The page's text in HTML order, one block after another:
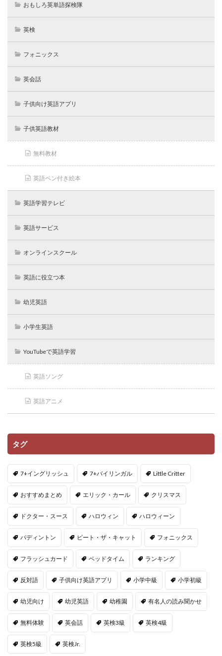
おもしろ英単語探検隊
英検
フォニックス
英会話
子供向け英語アプリ
子供英語教材
無料教材
英語ペン付き絵本
英語学習テレビ
英語サービス
オンラインスクール
英語に役立つ本
幼児英語
小学生英語
YouTubeで英語学習
英語ソング
英語アニメ
タグ
7+イングリッシュ 7+バイリンガル Little Critter
おすすめまとめ エリック・カール クリスマス
ドクター・スース ハロウィン ハロウィーン
パディントン ピート・ザ・キャット フォニックス
フラッシュカード ベッドタイム ランキング
反対語 子供向け英語アプリ 小学中級 小学初級
幼児向け 幼児英語 幼稚園 有名人の読み聞かせ
無料体験 英会話 英検3級 英検4級
英検5級 英検Jr.